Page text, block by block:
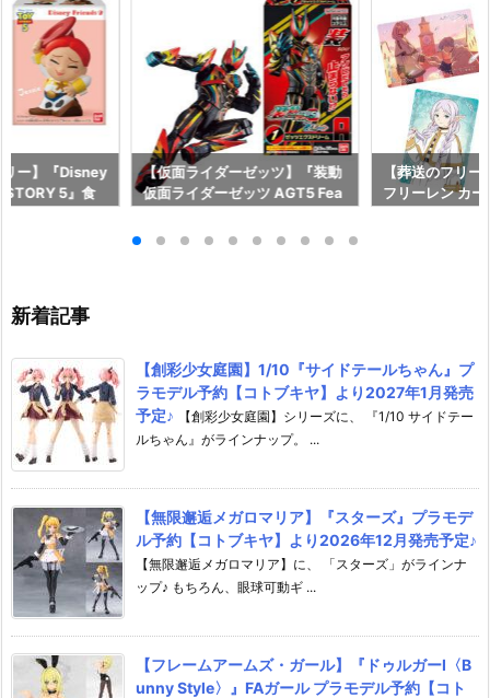
ー】『Disney
5』食
【仮面ライダーゼッツ】『装動
仮面ライダーゼッツ AGT5 Fea
ド』食玩フィギュア予約【バン
【葬送のフリ
フリーレン カ
新着記事
【創彩少女庭園】1/10『サイドテールちゃん』プ
ラモデル予約【コトブキヤ】より2027年1月発売
予定♪
【創彩少女庭園】シリーズに、 『1/10 サイドテー
ルちゃん』がラインナップ。 ...
【無限邂逅メガロマリア】『スターズ』プラモデ
ル予約【コトブキヤ】より2026年12月発売予定♪
【無限邂逅メガロマリア】に、 「スターズ」がラインナ
ップ♪ もちろん、眼球可動ギ ...
【フレームアームズ・ガール】『ドゥルガーI〈B
unny Style〉』FAガール プラモデル予約【コト